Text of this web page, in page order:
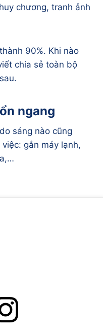
chương, tranh ảnh
90%. Khi nào
chia sẻ toàn bộ
ngang
sáng nào cũng
gắn máy lạnh,